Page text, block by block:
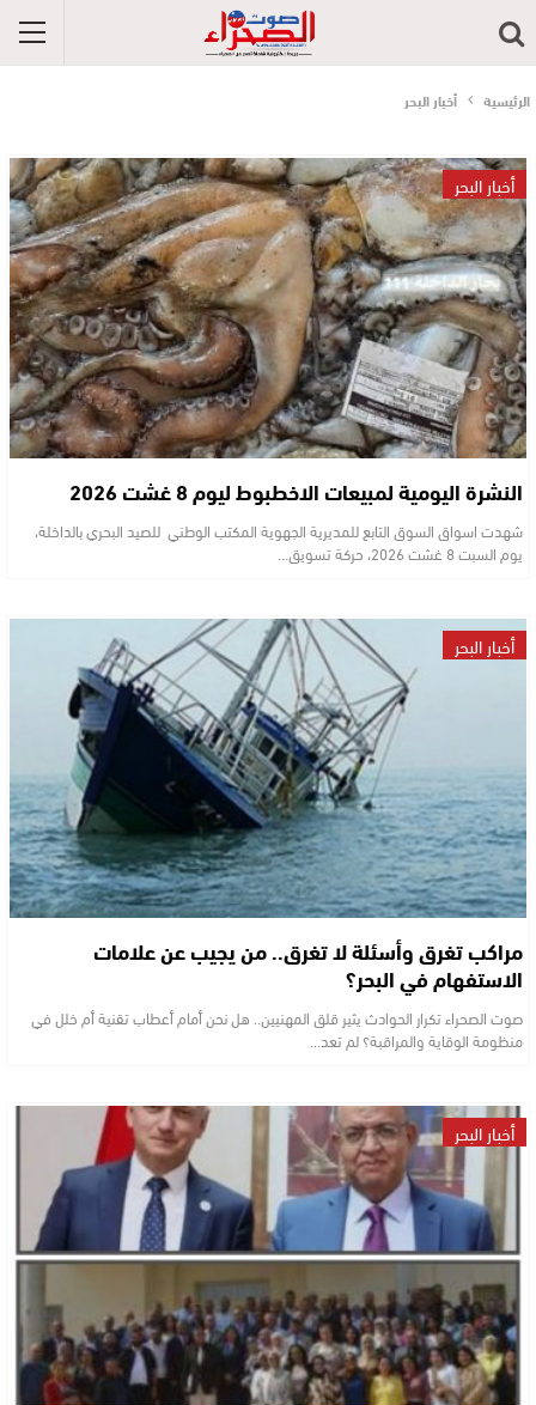
الرئيسية أخبار البحر
أخبار البحر
النشرة اليومية لمبيعات الاخطبوط ليوم 8 غشت 2026
شهدت اسواق السوق التابع للمديرية الجهوية المكتب الوطني للصيد البحري بالداخلة،
يوم السبت 8 غشت 2026، حركة تسويق…
أخبار البحر
مراكب تغرق وأسئلة لا تغرق.. من يجيب عن علامات
الاستفهام في البحر؟
صوت الصحراء تكرار الحوادث يثير قلق المهنيين.. هل نحن أمام أعطاب تقنية أم خلل في
منظومة الوقاية والمراقبة؟ لم تعد…
أخبار البحر